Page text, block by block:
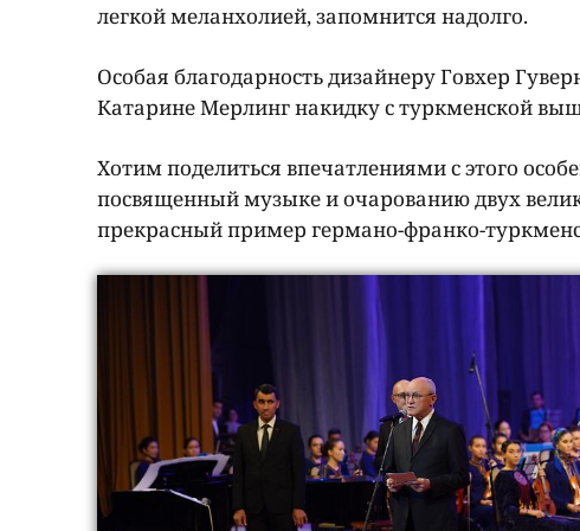
легкой меланхолией, запомнится надолго.
Особая благодарность дизайнеру Говхер
Катарине Мерлинг накидку с туркменской
Хотим поделиться впечатлениями с этого
посвященный музыке и очарованию двух
прекрасный пример германо-франко-